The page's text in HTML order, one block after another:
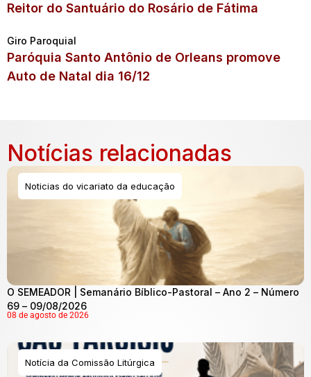
Reitor do Santuário do Rosário de Fátima
Giro Paroquial
Paróquia Santo Antônio de Orleans promove
Auto de Natal dia 16/12
Notícias relacionadas
Noticias do vicariato da educação
O SEMEADOR | Semanário Bíblico-Pastoral – Ano 2 – Número
69 – 09/08/2026
08 de agosto de 2026
Notícia da Comissão Litúrgica